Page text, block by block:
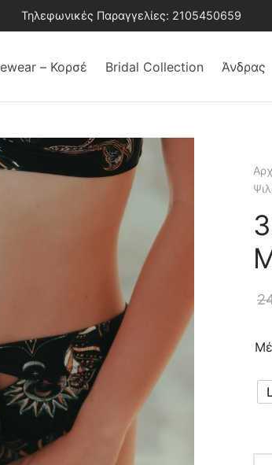
Τηλεφωνικές Παραγγελίες: 2105450659
– Κορσέ Bridal Collection Άνδρας
L